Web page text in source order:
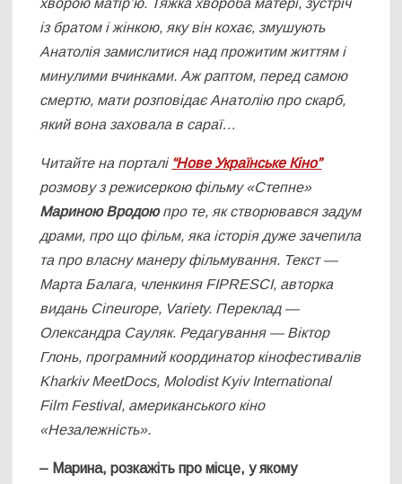
хворою матір’ю. Тяжка хвороба матері, зустріч
із братом і жінкою, яку він кохає, змушують
Анатолія замислитися над прожитим життям і
минулими вчинками. Аж раптом, перед самою
смертю, мати розповідає Анатолію про скарб,
який вона заховала в сараї…
Читайте на порталі “Нове Українське Кіно”
розмову з режисеркою фільму «Степне»
Мариною Вродоюпро те, як створювався задум
драми, про що фільм, яка історія дуже зачепила
та про власну манеру фільмування. Текст —
Марта Балага, членкиня FIPRESCI, авторка
видань Cineurope, Variety. Переклад —
Олександра Сауляк. Редагування — Віктор
Глонь, програмний координатор кінофестивалів
Kharkiv MeetDocs, Molodist Kyiv International
Film Festival, американського кіно
«Незалежність».
– Марина, розкажіть про місце, у якому